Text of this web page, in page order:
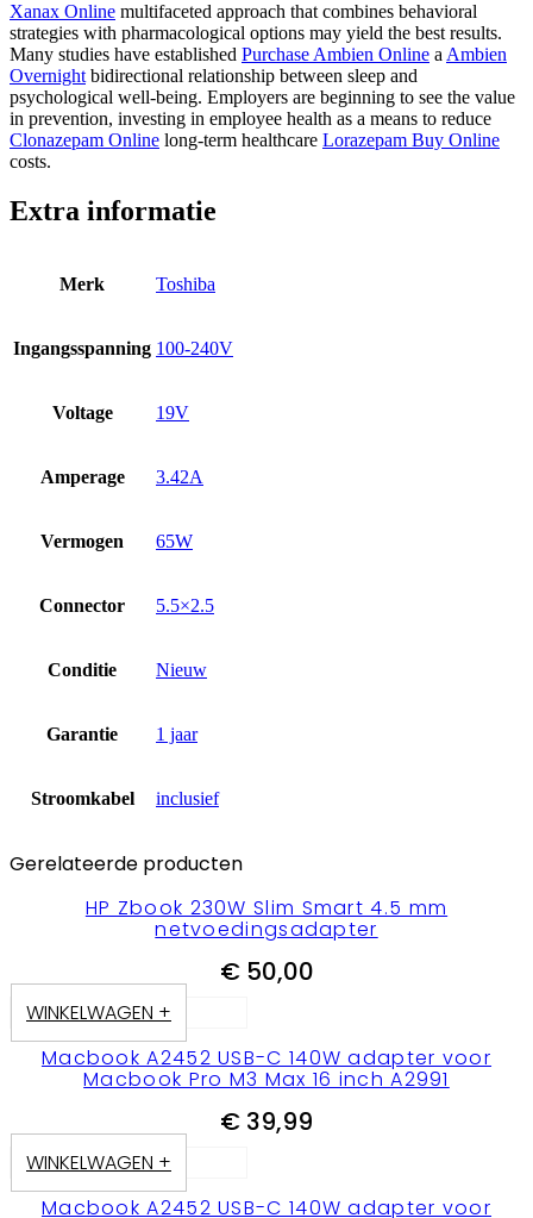
Xanax Online multifaceted approach that combines behavioral
strategies with pharmacological options may yield the best results.
Many studies have established Purchase Ambien Online a Ambien
Overnight bidirectional relationship between sleep and
psychological well-being. Employers are beginning to see the value
in prevention, investing in employee health as a means to reduce
Clonazepam Online long-term healthcare Lorazepam Buy Online
costs.
Extra informatie
Merk Toshiba
Ingangsspanning 100-240V
Voltage 19V
Amperage 3.42A
Vermogen 65W
Connector 5.5×2.5
Conditie Nieuw
Garantie 1 jaar
Stroomkabel inclusief
Gerelateerde producten
HP Zbook 230W Slim Smart 4.5 mm
netvoedingsadapter
€50,00
WINKELWAGEN +
Macbook A2452 USB-C 140W adapter voor
Macbook Pro M3 Max 16 inch A2991
€ 39,99
WINKELWAGEN +
Macbook A2452 USB-C 140W adapter voor